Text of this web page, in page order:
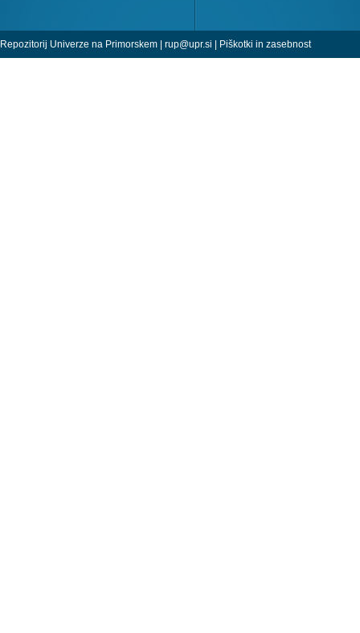
Repozitorij Univerze na Primorskem | rup@upr.si | Piškotki in zasebnost